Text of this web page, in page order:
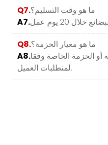
Q7.ما هو وقت التسليم؟
A7.
Q8.ما هو معيار الحزمة؟
A8.أو الحزمة الخاصة وفقا
لمتطلبات العميل.